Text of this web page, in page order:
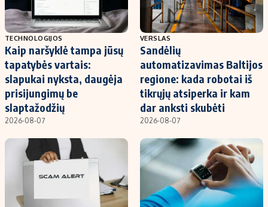
TECHNOLOGIJOS
Kaip naršyklė tampa jūsų
tapatybės vartais:
slapukai nyksta, daugėja
prisijungimų be
slaptažodžių
2026-08-07
VERSLAS
Sandėlių
automatizavimas Baltijos
regione: kada robotai iš
tikrųjų atsiperka ir kam
dar anksti skubėti
2026-08-07